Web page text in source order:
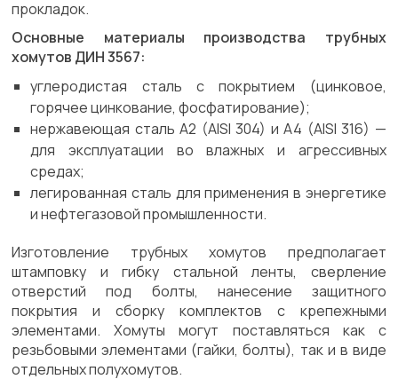
прокладок.
Основные материалы производства трубных
хомутов ДИН 3567:
углеродистая сталь с покрытием (цинковое,
горячее цинкование, фосфатирование);
нержавеющая сталь A2 (AISI 304) и A4 (AISI 316) —
для эксплуатации во влажных и агрессивных
средах;
легированная сталь для применения в энергетике
и нефтегазовой промышленности.
Изготовление трубных хомутов предполагает
штамповку и гибку стальной ленты, сверление
отверстий под болты, нанесение защитного
покрытия и сборку комплектов с крепежными
элементами. Хомуты могут поставляться как с
резьбовыми элементами (гайки, болты), так и в виде
отдельных полухомутов.